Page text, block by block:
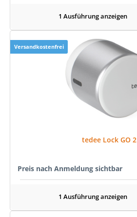
1 Ausführung anzeigen
Versandkostenfrei
tedee Lock GO 2
Preis nach Anmeldung sichtbar
1 Ausführung anzeigen